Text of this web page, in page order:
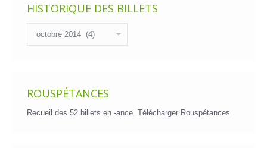
HISTORIQUE DES BILLETS
des
billets
ROUSPÉTANCES
Recueil des 52 billets en -ance. Télécharger Rouspétances